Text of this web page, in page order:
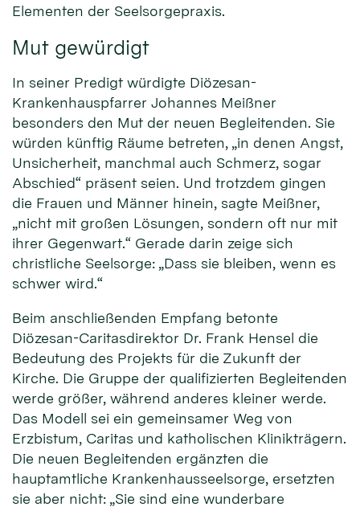
Elementen der Seelsorgepraxis.
Mut gewürdigt
In seiner Predigt würdigte Diözesan-
Krankenhauspfarrer Johannes Meißner
besonders den Mut der neuen Begleitenden. Sie
würden künftig Räume betreten, „in denen Angst,
Unsicherheit, manchmal auch Schmerz, sogar
Abschied“ präsent seien. Und trotzdem gingen
die Frauen und Männer hinein, sagte Meißner,
„nicht mit großen Lösungen, sondern oft nur mit
ihrer Gegenwart.“ Gerade darin zeige sich
christliche Seelsorge: „Dass sie bleiben, wenn es
schwer wird.“
Beim anschließenden Empfang betonte
Diözesan-Caritasdirektor Dr. Frank Hensel die
Bedeutung des Projekts für die Zukunft der
Kirche. Die Gruppe der qualifizierten Begleitenden
werde größer, während anderes kleiner werde.
Das Modell sei ein gemeinsamer Weg von
Erzbistum, Caritas und katholischen Klinikträgern.
Die neuen Begleitenden ergänzten die
hauptamtliche Krankenhausseelsorge, ersetzten
sie aber nicht: „Sie sind eine wunderbare